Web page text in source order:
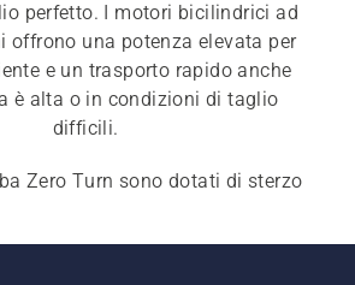
perfetto. I motori bicilindrici ad
offrono una potenza elevata per
e un trasporto rapido anche
è alta o in condizioni di taglio
difficili.
Zero Turn sono dotati di sterzo
precise. Scoprite anche i